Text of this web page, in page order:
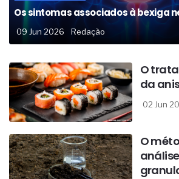
Os sintomas associados à bexiga
09 Jun 2026 Redação
O
da
02 Jun
O
análise